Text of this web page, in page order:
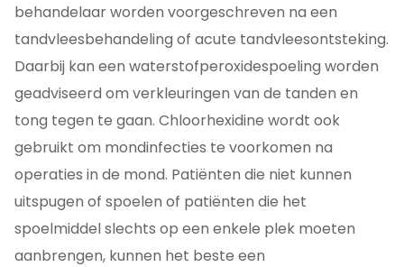
behandelaar worden voorgeschreven na een
tandvleesbehandeling of acute tandvleesontsteking.
Daarbij kan een waterstofperoxidespoeling worden
geadviseerd om verkleuringen van de tanden en
tong tegen te gaan. Chloorhexidine wordt ook
gebruikt om mondinfecties te voorkomen na
operaties in de mond. Patiënten die niet kunnen
uitspugen of spoelen of patiënten die het
spoelmiddel slechts op een enkele plek moeten
aanbrengen, kunnen het beste een